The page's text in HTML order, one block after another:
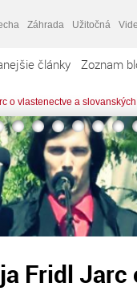
Záhrada Užitočná
články Zoznam
o vlastenectve a
Fridl Jarc